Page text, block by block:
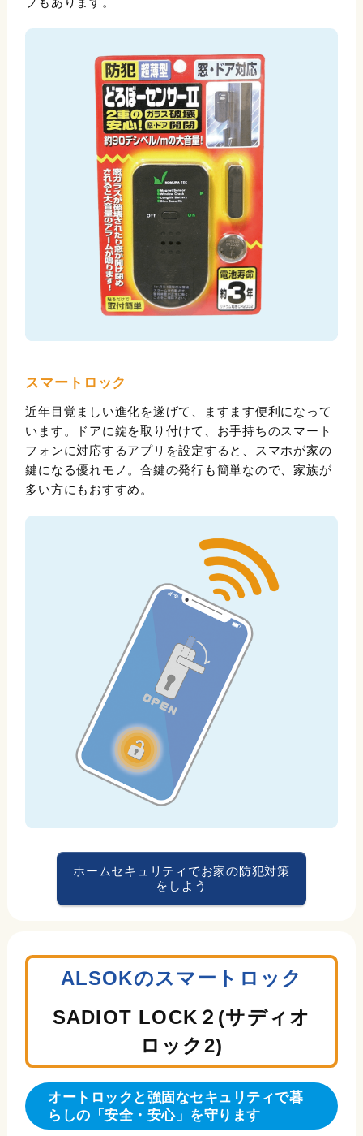
スマートロック
近年目覚ましい進化を遂げて、ますます便利になって
います。ドアに錠を取り付けて、お手持ちのスマート
フォンに対応するアプリを設定すると、スマホが家の
鍵になる優れモノ。合鍵の発行も簡単なので、家族が
多い方にもおすすめ。
ホームセキュリティでお家の防犯対策
をしよう
ALSOKのスマートロック
SADIOT LOCK２(サディオ
ロック2)
オートロックと強固なセキュリティで暮
らしの「安全・安心」を守ります